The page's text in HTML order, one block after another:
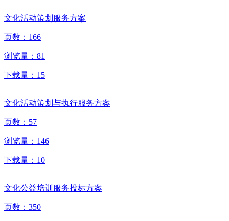
文化活动策划服务方案
页数： 166
浏览量： 81
下载量： 15
文化活动策划与执行服务方案
页数： 57
浏览量： 146
下载量： 10
文化公益培训服务投标方案
页数： 350